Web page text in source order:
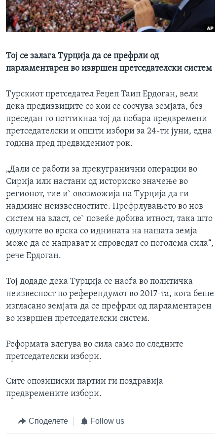
ИНТЕРВЈУА
Јазици
Тој се залага Турција да се префрли од
парламентарен во извршен претседателски систем
Турскиот претседател Реџеп Таип Ердоган, вели
дека предизвиците со кои се соочува земјата, без
преседан го поттикнаа тој да побара предвремени
претседателски и општи избори за 24-ти јуни, една
година пред предвидениот рок.
„Дали се работи за прекугранични операции во
Сирија или настани од историско значење во
регионот, тие и` овозможија на Турција да ги
надмине неизвесностите. Префрлувањето во нов
систем на власт, се` повеќе добива итност, така што
одлуките во врска со иднината на нашата земја
може да се направат и спроведат со поголема сила“,
рече Ердоган.
Тој додаде дека Турција се наоѓа во политичка
неизвесност по референдумот во 2017-та, кога беше
изгласано земјата да се префрли од парламентарен
во извршен претседателски систем.
Реформата влегува во сила само по следните
претседателски избори.
Сите опозициски партии ги поздравија
предвремените избори.
Споделете Follow us